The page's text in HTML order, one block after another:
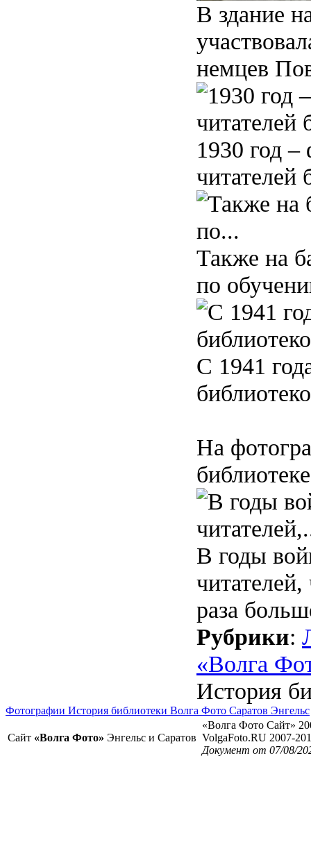
В здание
немцев
1930 год
читателей
Также на
по
С 1941
На
В годы
раза
Рубрики:
«Волга
История
Фотографии История библиотеки Волга Фото Саратов Энгельс
Сайт «Волга Фото» Энгельс и Саратов
«Волга Фото Сайт»
VolgaFoto.RU 2007-
Документ от 07/08/